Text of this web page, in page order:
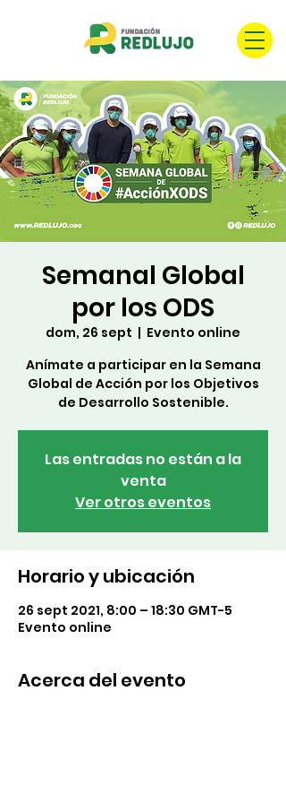
Semanal Global
por los ODS
dom, 26 sept
  |
Evento online
Anímate a participar en la Semana
Global de Acción por los Objetivos
de Desarrollo Sostenible.
Las entradas no están a la
venta
Ver otros eventos
Horario y ubicación
26 sept 2021, 8:00 – 18:30 GMT-5
Evento online
Acerca del evento